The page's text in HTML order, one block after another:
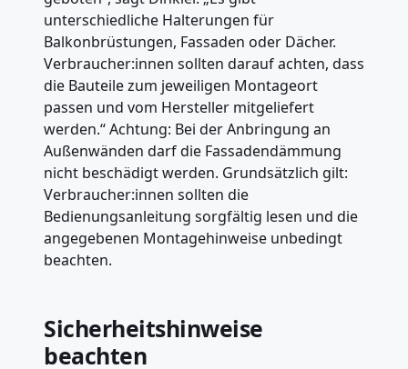
unterschiedliche Halterungen für
Balkonbrüstungen, Fassaden oder Dächer.
Verbraucher:innen sollten darauf achten, dass
die Bauteile zum jeweiligen Montageort
passen und vom Hersteller mitgeliefert
werden.“ Achtung: Bei der Anbringung an
Außenwänden darf die Fassadendämmung
nicht beschädigt werden. Grundsätzlich gilt:
Verbraucher:innen sollten die
Bedienungsanleitung sorgfältig lesen und die
angegebenen Montagehinweise unbedingt
beachten.
Sicherheitshinweise
beachten